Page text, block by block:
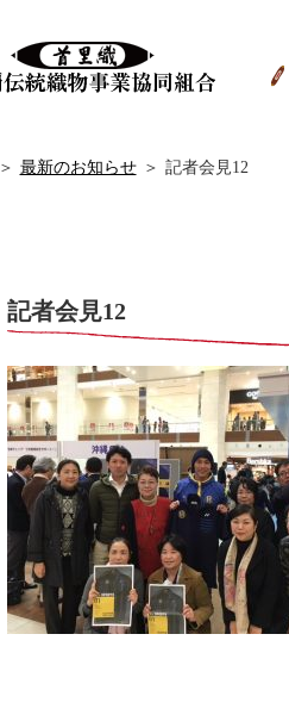
＞ 最新のお知らせ ＞ 記者会見12
記者会見12